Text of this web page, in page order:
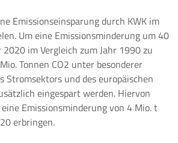
Emissionseinsparung durch KWK im
Um eine Emissionsminderung um 40
2020 im Vergleich zum Jahr 1990 zu
Tonnen CO2 unter besonderer
Stromsektors und des europäischen
eingespart werden. Hiervon
Emissionsminderung von 4 Mio. t
erbringen.